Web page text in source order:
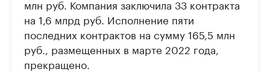
млн руб. Компания заключила 33 контракта
на 1,6 млрд руб. Исполнение пяти
последних контрактов на сумму 165,5 млн
руб., размещенных в марте 2022 года,
прекращено.